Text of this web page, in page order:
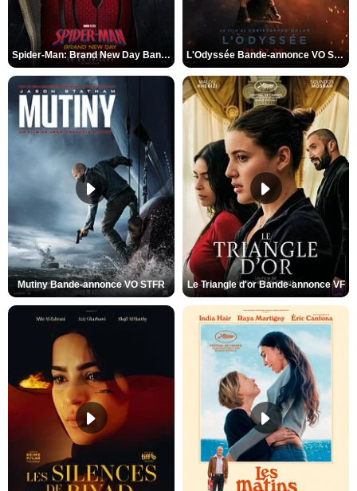
Spider-Man: Brand New Day Bande-annonce VO STFR L'Odyssée Bande-annonce VO STFR
Mutiny Bande-annonce VO STFR Le Triangle d'or Bande-annonce VF